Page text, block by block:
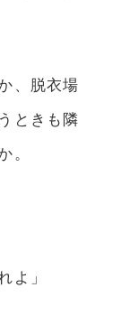
、脱衣場
ときも隣
よ」